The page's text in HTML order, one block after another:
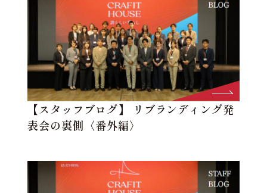
【スタッフブログ】 リブランディング発
表会の裏側〈番外編〉